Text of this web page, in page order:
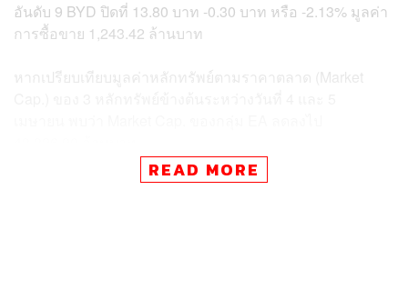
อันดับ 9 BYD ปิดที่ 13.80 บาท -0.30 บาท หรือ -2.13% มูลค่า
การซื้อขาย 1,243.42 ล้านบาท
หากเปรียบเทียบมูลค่าหลักทรัพย์ตามราคาตลาด (Market
สาเหตุการปรับลดลง ส่วนหนึ่งมาจาก ‘ข่าวปลอม’ (Fake
READ MORE